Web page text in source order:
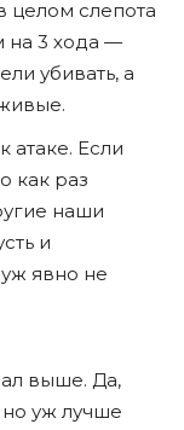
целом слепота
на 3 хода —
убивать, а
атаке. Если
как раз
наши
и
явно не
выше. Да,
но уж лучше